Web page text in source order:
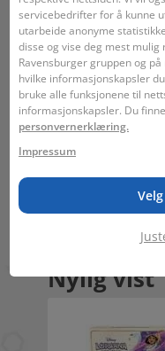
8 +
Nylig vist
servicebedrifter for å kunne
utarbeide anonyme
disse og vise deg mest
Ravensburger gruppen og
hvilke informasjonskapsler
bruke alle funksjonene til
informasjonskapsler. Du
personvernerklæring.
Impressum